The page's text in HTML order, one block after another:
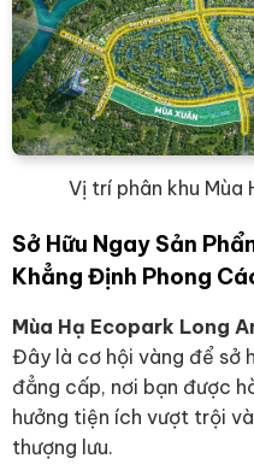
Vị trí phân khu Mùa
Sở Hữu Ngay Sản
Khẳng Định Phong
Mùa Hạ Ecopark Long
Đây là cơ hội vàng để sở
đẳng cấp, nơi bạn được
hưởng tiện ích vượt trội
thượng lưu.